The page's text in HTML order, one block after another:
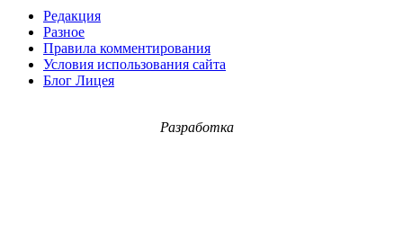
Редакция
Разное
Правила комментирования
Условия использования сайта
Блог Лицея
Разработка